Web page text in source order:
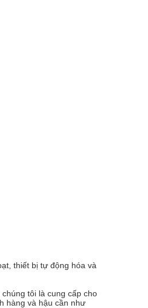
thiết bị tự động hóa và
tôi là cung cấp cho
hàng và hậu cần như